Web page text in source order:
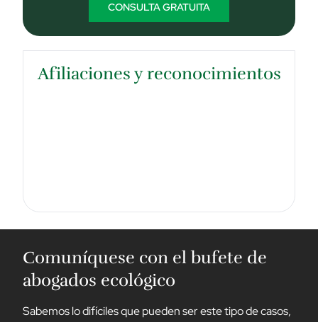
CONSULTA GRATUITA
Afiliaciones y reconocimientos
Comuníquese con el bufete de
abogados ecológico
Sabemos lo difíciles que pueden ser este tipo de casos,